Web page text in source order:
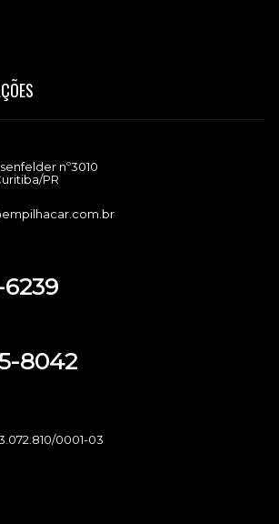
nº3010
PR
8042
0001-03